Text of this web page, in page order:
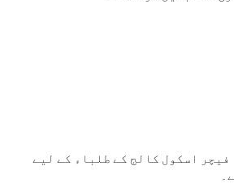
فیچر اسکول کالج کے طلباء کے لیے